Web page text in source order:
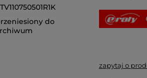
do
zapytaj o